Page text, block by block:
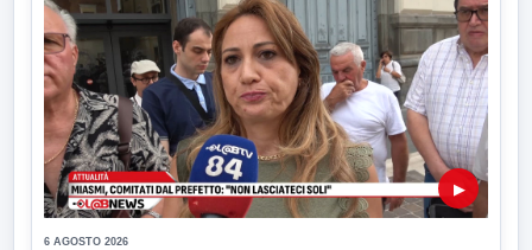
▶
6 AGOSTO 2026